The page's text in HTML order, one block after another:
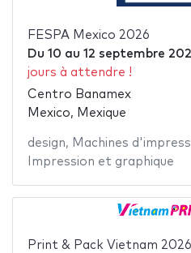
FESPA Mexico 2026
Du 10 au 12 septembre
jours à attendre !
Centro Banamex
Mexico, Mexique
design, Machines
Impression et graphique
Print & Pack Vietnam 2026